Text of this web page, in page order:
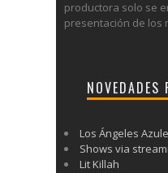
productora solo se
presentación de los
NOVEDADES
Los Ángeles
Shows via
Lit Killah